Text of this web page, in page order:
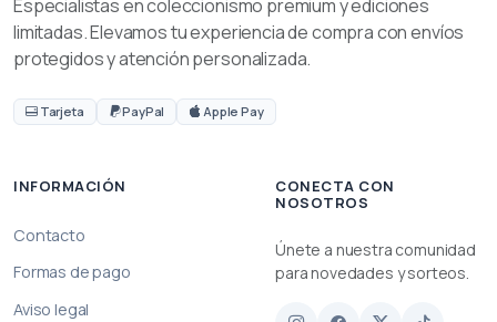
Especialistas en coleccionismo premium y ediciones
limitadas. Elevamos tu experiencia de compra con envíos
protegidos y atención personalizada.
Tarjeta PayPal Apple Pay
INFORMACIÓN
Contacto
Formas de pago
Aviso legal
CONECTA CON
NOSOTROS
Únete a nuestra comunidad
para novedades y sorteos.